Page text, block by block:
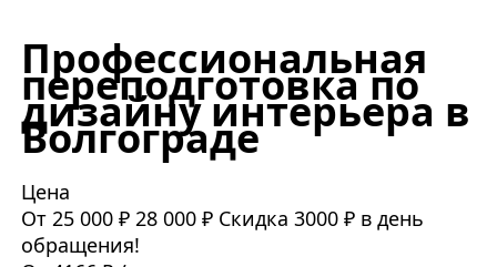
Профессиональная
переподготовка по
дизайну интерьера в
Волгограде
Цена
От 25 000 ₽ 28 000 ₽ Скидка 3000 ₽ в день
обращения!